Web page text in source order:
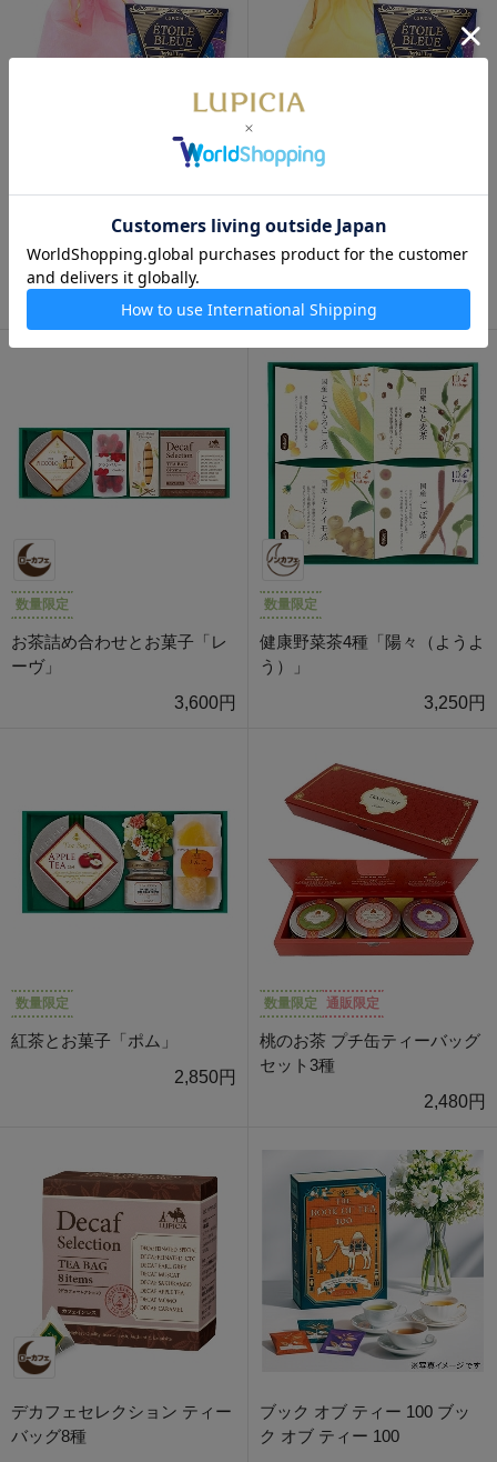
エトワールブルー ティーバッ
着入り（ピンク）
1,100円
エトワールブルー ティーバッ
グ5個限定デザインBOX入 巾
着入り（ゴールド）
数量限定
お茶詰め合わせとお菓子「レ
ーヴ」
3,600円
数量限定
健康野菜茶4種「陽々（ようよ
う）」
3,250円
数量限定
紅茶とお菓子「ポム」
2,850円
数量限定 通販限定
桃のお茶 プチ缶ティーバッグ
セット3種
2,480円
デカフェセレクション ティー
バッグ8種
ブック オブ ティー 100 ブッ
ク オブ ティー 100